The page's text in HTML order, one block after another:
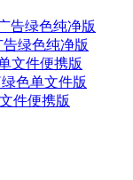
告绿色纯净版
告绿色纯净版
文件便携版
色单文件版
件便携版